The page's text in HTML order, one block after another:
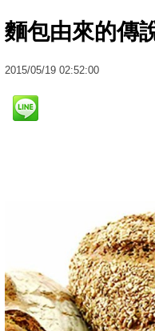
麵包由來的傳
2015/05/19 02:52:00